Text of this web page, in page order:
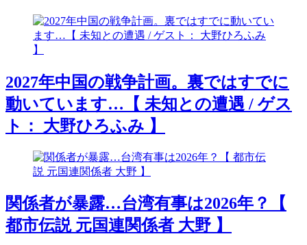
2027年中国の戦争計画。裏ではすでに
動いています…【 未知との遭遇 / ゲス
ト： 大野ひろふみ 】
関係者が暴露…台湾有事は2026年？【
都市伝説 元国連関係者 大野 】